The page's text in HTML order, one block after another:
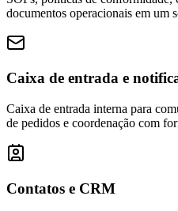
documentos operacionais em um
Caixa de entrada e
Caixa de entrada interna para
de pedidos e coordenação com
Contatos e CRM